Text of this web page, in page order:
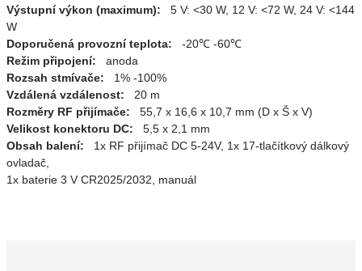
Výstupní výkon (maximum): 5 V: <30 W, 12 V: <72 W, 24 V: <144
W
Doporučená provozní teplota: -20℃ -60℃
Režim připojení: anoda
Rozsah stmívače: 1% -100%
Vzdálená vzdálenost: 20 m
Rozměry RF přijímače: 55,7 x 16,6 x 10,7 mm (D x Š x V)
Velikost konektoru DC: 5,5 x 2,1 mm
Obsah balení: 1x RF přijímač DC 5-24V, 1x 17-tlačítkový dálkový
ovladač,
1x baterie 3 V CR2025/2032, manuál